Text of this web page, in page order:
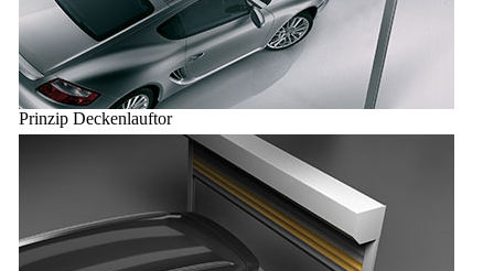
Prinzip Deckenlauftor